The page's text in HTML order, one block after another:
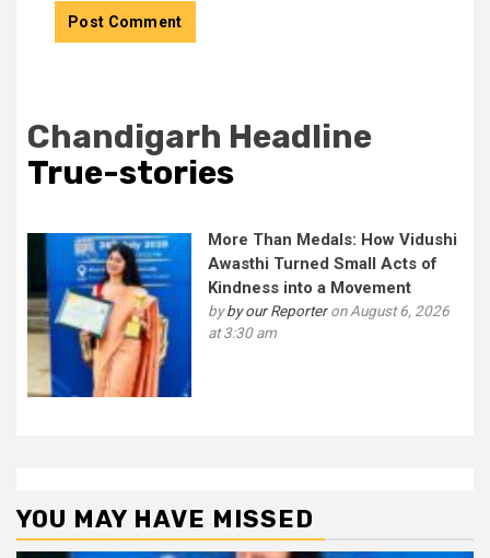
Chandigarh Headline
True-stories
More Than Medals: How Vidushi
Awasthi Turned Small Acts of
Kindness into a Movement
byby our Reporteron August 6, 2026
at 3:30 am
YOU MAY HAVE MISSED